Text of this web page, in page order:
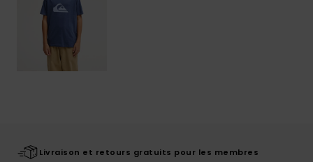
Livraison et retours gratuits pour les membres